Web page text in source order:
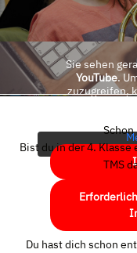
Sie sehen
YouTube.
zuzugreifen,
Schon
Bist du in der 4.
TMS
Du hast dich schon